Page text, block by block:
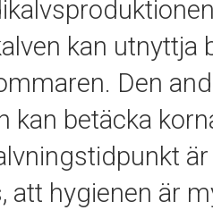
kan
Den
kan betäcka
att hygienen är